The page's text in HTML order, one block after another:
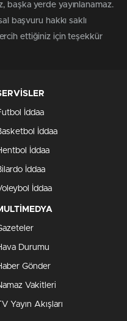
başka yerde yayınlanamaz.
başvuru hakkı saklı
ettiğiniz için teşekkür
İddaa
İddaa
İddaa
İddaa
İddaa
Durumu
Gönder
Vakitleri
TV Yayın Akışları